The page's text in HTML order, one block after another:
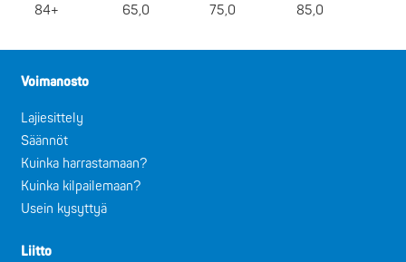
84+ 65,0 75,0 85,0
Voimanosto
Lajiesittely
Säännöt
Kuinka harrastamaan?
Kuinka kilpailemaan?
Usein kysyttyä
Liitto